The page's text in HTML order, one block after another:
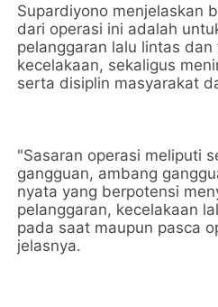
Supardiyono menjelaskan
dari operasi ini adalah
pelanggaran lalu lintas
kecelakaan, sekaligus
serta disiplin masyarakat
"Sasaran operasi meliputi
gangguan, ambang
nyata yang berpotensi
pelanggaran, kecelakaan
pada saat maupun pasca
jelasnya.